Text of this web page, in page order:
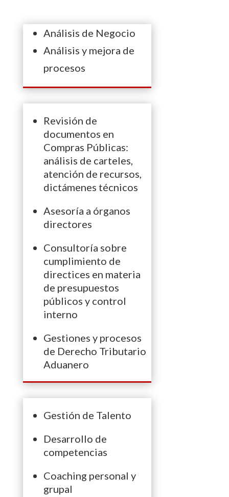
Análisis de Negocio
Análisis y mejora de
procesos
Revisión de
documentos en
Compras Públicas:
análisis de carteles,
atención de recursos,
dictámenes técnicos
Asesoría a órganos
directores
Consultoría sobre
cumplimiento de
directices en materia
de presupuestos
públicos y control
interno
Gestiones y procesos
de Derecho Tributario
Aduanero
Gestión de Talento
Desarrollo de
competencias
Coaching personal y
grupal